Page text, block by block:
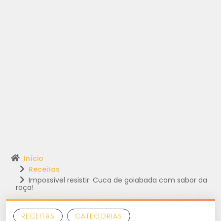
Início
Receitas
Impossível resistir: Cuca de goiabada com sabor da
roça!
RECEITAS CATEGORIAS